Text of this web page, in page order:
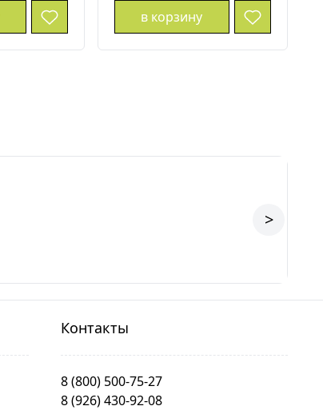
в корзину
>
Контакты
8 (800) 500-75-27
8 (926) 430-92-08